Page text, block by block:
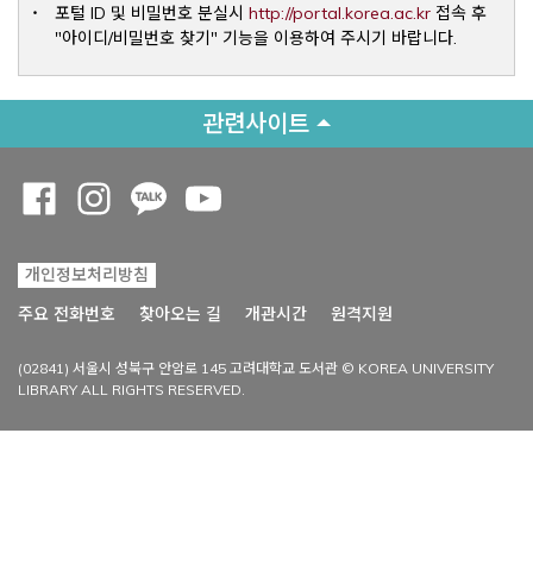
포털 ID 및 비밀번호 분실시 http://portal.korea.ac.krOpens a
접속 후
"아이디/비밀번호 찾기" 기능을 이용하여 주시기 바랍니다.
관련사이트
개인정보처리방침
주요 전화번호
찾아오는 길 개관시간 원격지원
(02841) 서울시 성북구 안암로 145 고려대학교 도서관 © KOREA UNIVERSITY
LIBRARY ALL RIGHTS RESERVED.
Opens a new window
Opens a new window
Opens a new window